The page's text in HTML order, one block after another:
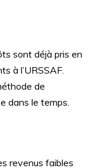
sont déjà pris en
à l’URSSAF.
de
dans le temps.
revenus faibles